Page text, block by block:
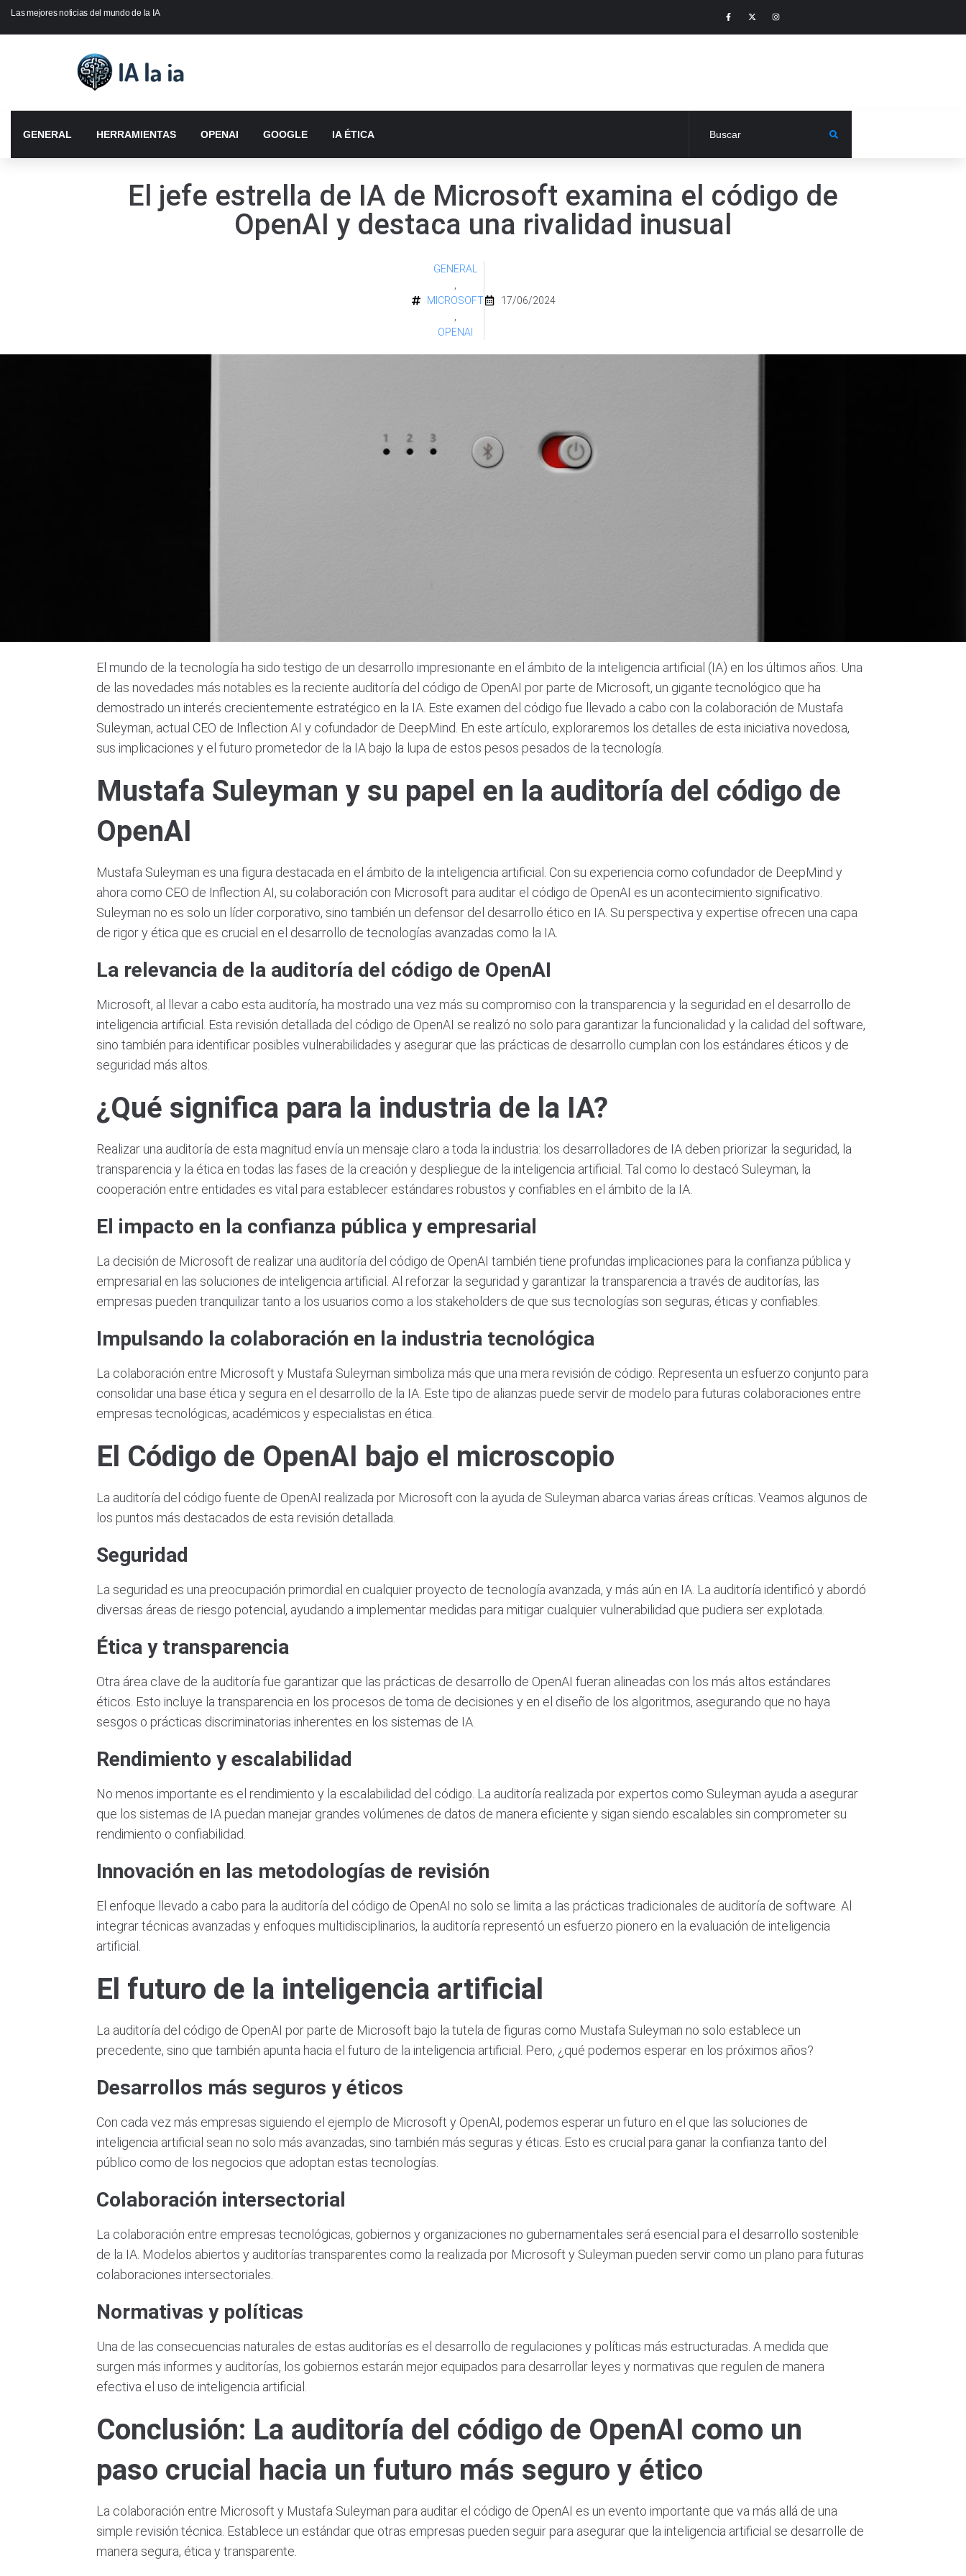
Las mejores noticias del mundo de la IA
GENERAL HERRAMIENTAS OPENAI GOOGLE IA ÉTICA
El jefe estrella de IA de Microsoft examina el código de
OpenAI y destaca una rivalidad inusual
GENERAL
MICROSOFT
OPENAI
17/06/2024
El mundo de la tecnología ha sido testigo de un desarrollo impresionante en el ámbito de la inteligencia artificial (IA) en los últimos años. Una
de las novedades más notables es la reciente auditoría del código de OpenAI por parte de Microsoft, un gigante tecnológico que ha
demostrado un interés crecientemente estratégico en la IA. Este examen del código fue llevado a cabo con la colaboración de Mustafa
Suleyman, actual CEO de Inflection AI y cofundador de DeepMind. En este artículo, exploraremos los detalles de esta iniciativa novedosa,
sus implicaciones y el futuro prometedor de la IA bajo la lupa de estos pesos pesados de la tecnología.
Mustafa Suleyman y su papel en la auditoría del código de
OpenAI
Mustafa Suleyman es una figura destacada en el ámbito de la inteligencia artificial. Con su experiencia como cofundador de DeepMind y
ahora como CEO de Inflection AI, su colaboración con Microsoft para auditar el código de OpenAI es un acontecimiento significativo.
Suleyman no es solo un líder corporativo, sino también un defensor del desarrollo ético en IA. Su perspectiva y expertise ofrecen una capa
de rigor y ética que es crucial en el desarrollo de tecnologías avanzadas como la IA.
La relevancia de la auditoría del código de OpenAI
Microsoft, al llevar a cabo esta auditoría, ha mostrado una vez más su compromiso con la transparencia y la seguridad en el desarrollo de
inteligencia artificial. Esta revisión detallada del código de OpenAI se realizó no solo para garantizar la funcionalidad y la calidad del software,
sino también para identificar posibles vulnerabilidades y asegurar que las prácticas de desarrollo cumplan con los estándares éticos y de
seguridad más altos.
¿Qué significa para la industria de la IA?
Realizar una auditoría de esta magnitud envía un mensaje claro a toda la industria: los desarrolladores de IA deben priorizar la seguridad, la
transparencia y la ética en todas las fases de la creación y despliegue de la inteligencia artificial. Tal como lo destacó Suleyman, la
cooperación entre entidades es vital para establecer estándares robustos y confiables en el ámbito de la IA.
El impacto en la confianza pública y empresarial
La decisión de Microsoft de realizar una auditoría del código de OpenAI también tiene profundas implicaciones para la confianza pública y
empresarial en las soluciones de inteligencia artificial. Al reforzar la seguridad y garantizar la transparencia a través de auditorías, las
empresas pueden tranquilizar tanto a los usuarios como a los stakeholders de que sus tecnologías son seguras, éticas y confiables.
Impulsando la colaboración en la industria tecnológica
La colaboración entre Microsoft y Mustafa Suleyman simboliza más que una mera revisión de código. Representa un esfuerzo conjunto para
consolidar una base ética y segura en el desarrollo de la IA. Este tipo de alianzas puede servir de modelo para futuras colaboraciones entre
empresas tecnológicas, académicos y especialistas en ética.
El Código de OpenAI bajo el microscopio
La auditoría del código fuente de OpenAI realizada por Microsoft con la ayuda de Suleyman abarca varias áreas críticas. Veamos algunos de
los puntos más destacados de esta revisión detallada.
Seguridad
La seguridad es una preocupación primordial en cualquier proyecto de tecnología avanzada, y más aún en IA. La auditoría identificó y abordó
diversas áreas de riesgo potencial, ayudando a implementar medidas para mitigar cualquier vulnerabilidad que pudiera ser explotada.
Ética y transparencia
Otra área clave de la auditoría fue garantizar que las prácticas de desarrollo de OpenAI fueran alineadas con los más altos estándares
éticos. Esto incluye la transparencia en los procesos de toma de decisiones y en el diseño de los algoritmos, asegurando que no haya
sesgos o prácticas discriminatorias inherentes en los sistemas de IA.
Rendimiento y escalabilidad
No menos importante es el rendimiento y la escalabilidad del código. La auditoría realizada por expertos como Suleyman ayuda a asegurar
que los sistemas de IA puedan manejar grandes volúmenes de datos de manera eficiente y sigan siendo escalables sin comprometer su
rendimiento o confiabilidad.
Innovación en las metodologías de revisión
El enfoque llevado a cabo para la auditoría del código de OpenAI no solo se limita a las prácticas tradicionales de auditoría de software. Al
integrar técnicas avanzadas y enfoques multidisciplinarios, la auditoría representó un esfuerzo pionero en la evaluación de inteligencia
artificial.
El futuro de la inteligencia artificial
La auditoría del código de OpenAI por parte de Microsoft bajo la tutela de figuras como Mustafa Suleyman no solo establece un
precedente, sino que también apunta hacia el futuro de la inteligencia artificial. Pero, ¿qué podemos esperar en los próximos años?
Desarrollos más seguros y éticos
Con cada vez más empresas siguiendo el ejemplo de Microsoft y OpenAI, podemos esperar un futuro en el que las soluciones de
inteligencia artificial sean no solo más avanzadas, sino también más seguras y éticas. Esto es crucial para ganar la confianza tanto del
público como de los negocios que adoptan estas tecnologías.
Colaboración intersectorial
La colaboración entre empresas tecnológicas, gobiernos y organizaciones no gubernamentales será esencial para el desarrollo sostenible
de la IA. Modelos abiertos y auditorías transparentes como la realizada por Microsoft y Suleyman pueden servir como un plano para futuras
colaboraciones intersectoriales.
Normativas y políticas
Una de las consecuencias naturales de estas auditorías es el desarrollo de regulaciones y políticas más estructuradas. A medida que
surgen más informes y auditorías, los gobiernos estarán mejor equipados para desarrollar leyes y normativas que regulen de manera
efectiva el uso de inteligencia artificial.
Conclusión: La auditoría del código de OpenAI como un
paso crucial hacia un futuro más seguro y ético
La colaboración entre Microsoft y Mustafa Suleyman para auditar el código de OpenAI es un evento importante que va más allá de una
simple revisión técnica. Establece un estándar que otras empresas pueden seguir para asegurar que la inteligencia artificial se desarrolle de
manera segura, ética y transparente.